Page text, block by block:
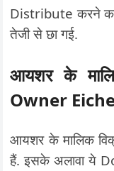
Distribute करने
तेजी से छा गई.
आयशर के
Owner
आयशर के मालिक
हैं. इसके अलावा ये